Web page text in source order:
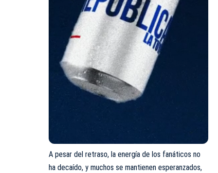
A pesar del retraso, la energía de los fanáticos no
ha decaído, y muchos se mantienen esperanzados,